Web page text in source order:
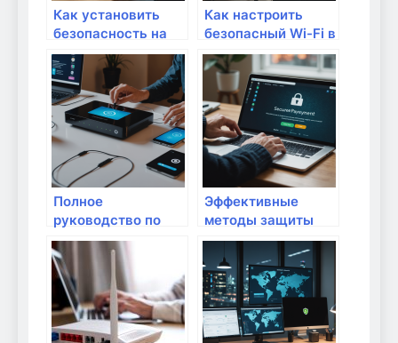
Как установить
безопасность на
роутере: базовые
требования
Как настроить
безопасный Wi-Fi в
квартире или доме:
пошаговая
инструкция
Полное
руководство по
настройке роутера
для повышения
безопасности
домашней сети
Эффективные
методы защиты
личной
информации в
интернет-
магазинах и при
оплате онлайн